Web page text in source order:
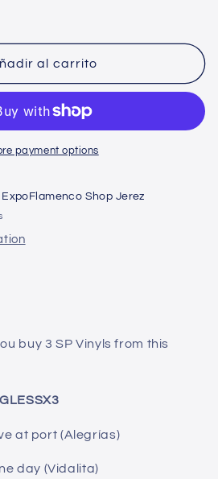
al carrito
payment options
ExpoFlamenco Shop Jerez
buy 3 SP Vinyls from this
at port (Alegrías)
day (Vidalita)